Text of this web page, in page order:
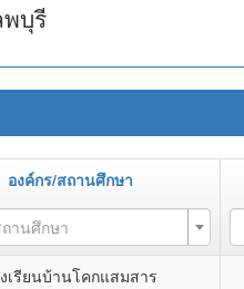
บุรี
องค์กร/สถานศึกษา
านศึกษา
เรียนบ้านโคกแสมสาร